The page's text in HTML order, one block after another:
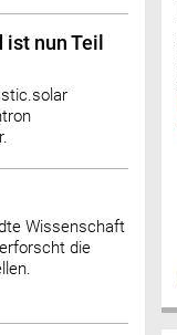
nun Teil
Wissenschaft
die